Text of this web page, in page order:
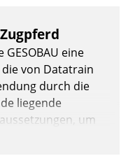
automatisierte
erwarten: Allein
ist es nicht
von Unternehmen
zu hinterfragen
eine
von Datatrain
durch die
liegende
um
und weitere